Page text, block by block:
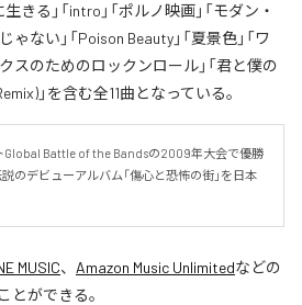
きる」「intro」「ポルノ映画」「モダン・
ない」「Poison Beauty」「夏景色」「ワ
スのためのロックンロール」「君と僕の
」を含む全11曲となっている。
Global Battle of the Bandsの2009年大会で優勝
のデビューアルバム「傷心と恐怖の街」を日本
MUSIC、 Amazon Music Unlimitedなどの
とができる。